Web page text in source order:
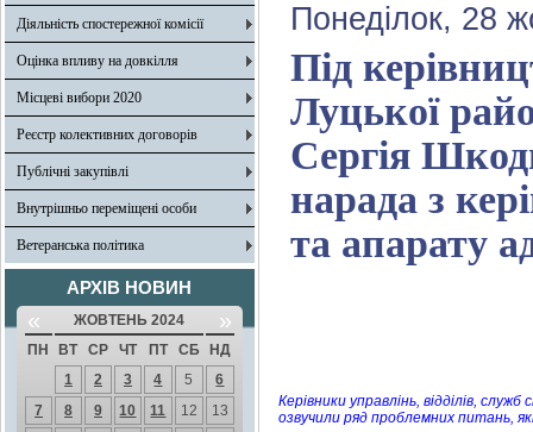
Діяльність спостережної комісії
Оцінка впливу на довкілля
Місцеві вибори 2020
Реєстр колективних договорів
Публічні закупівлі
Внутрішньо переміщені особи
Ветеранська політика
АРХІВ НОВИН
« ЖОВТЕНЬ 2024 »
ПН ВТ СР ЧТ ПТ СБ
НД
1
2 3 4 5
6
7
8 9 10 11 12
13
Понеділок, 28
Під
Луцької
Сергія
нарада з
та апарату
Керівники управлінь, відділів,
озвучили ряд проблемних питань,